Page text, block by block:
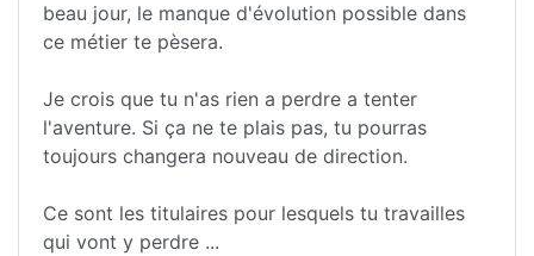
beau jour, le manque d'évolution possible dans
ce métier te pèsera.
Je crois que tu n'as rien a perdre a tenter
l'aventure. Si ça ne te plais pas, tu pourras
toujours changera nouveau de direction.
Ce sont les titulaires pour lesquels tu travailles
qui vont y perdre ...